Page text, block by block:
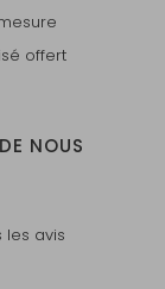
offert
NOUS
les avis